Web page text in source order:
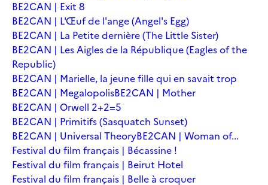
BE2CAN | Exit 8
BE2CAN | L'Œuf de l'ange (Angel's Egg)
BE2CAN | La Petite dernière (The Little Sister)
BE2CAN | Les Aigles de la République (Eagles of the
Republic)
BE2CAN | Marielle, la jeune fille qui en savait trop
BE2CAN | MegalopolisBE2CAN | Mother
BE2CAN | Orwell 2+2=5
BE2CAN | Primitifs (Sasquatch Sunset)
BE2CAN | Universal TheoryBE2CAN | Woman of...
Festival du film français | Bécassine !
Festival du film français | Beirut Hotel
Festival du film français | Belle à croquer